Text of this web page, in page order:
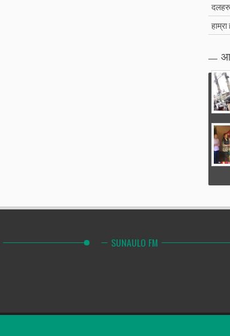
दलहरु
SUNAULO FM